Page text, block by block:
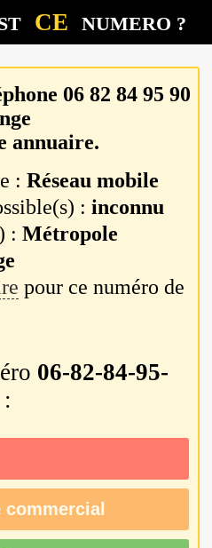
CE NUMERO ?
06 82 84 95 90
annuaire.
:Réseau mobile
:inconnu
:Métropole
pour ce numéro de
06-82-84-95-
commercial